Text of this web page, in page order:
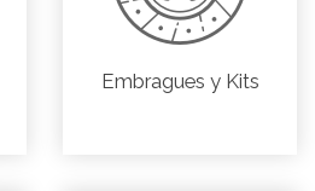
Embragues y Kits